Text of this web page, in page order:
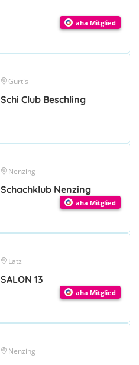
aha Mitglied
Gurtis
Schi Club Beschling
Nenzing
Schachklub Nenzing
aha Mitglied
Latz
SALON 13
aha Mitglied
Nenzing